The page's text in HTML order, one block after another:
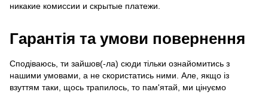
никакие комиссии и скрытые платежи.
Гарантія та умови повернення
Сподіваюсь, ти зайшов(-ла) сюди тільки ознайомитись з
нашими умовами, а не скористатись ними. Але, якщо із
взуттям таки, щось трапилось, то пам'ятай, ми цінуємо